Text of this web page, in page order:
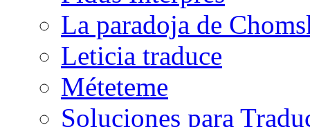
La paradoja de
Leticia traduce
Méteteme
Soluciones para